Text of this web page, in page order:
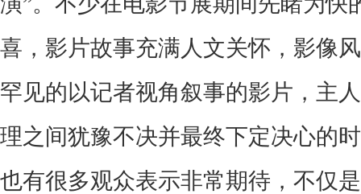
喜，影片故事充满人文关怀，影像
罕见的以记者视角叙事的影片，主
理之间犹豫不决并最终下定决心的
也有很多观众表示非常期待，不仅